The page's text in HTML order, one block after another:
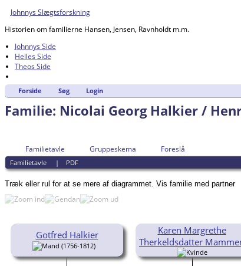
Johnnys Slægtsforskning
Historien om familierne Hansen, Jensen, Ravnholdt m.m.
Johnnys Side
Helles Side
Theos Side
Forside Søg Login
Familie: Nicolai Georg Halkier /
Familietavle Gruppeskema Foreslå
Familietavle | PDF
Træk eller rul for at se mere af diagrammet. Vis familie med partner
Gotfred Halkier
(1756-1812)
Karen Margrethe
Therkeldsdatter